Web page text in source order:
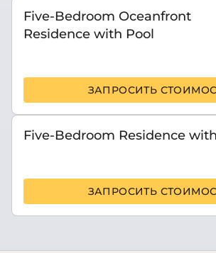
Five-Bedroom Oceanfront
Residence with Pool
ЗАПРОСИТЬ
Five-Bedroom Residence
ЗАПРОСИТЬ